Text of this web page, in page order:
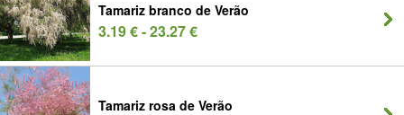
Tamariz branco de Verão
3.19 € - 23.27 €
Tamariz rosa de Verão